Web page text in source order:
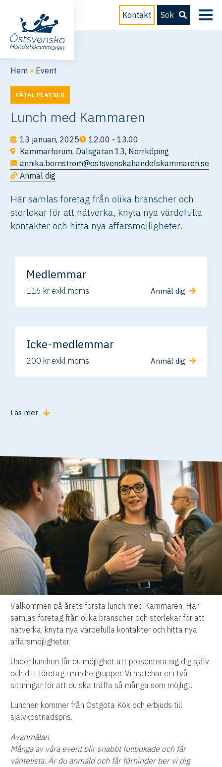
Kontakt Sök
Hem » Event
FÅTAL PLATSER
Lunch med Kammaren
13 januari, 2025
12.00 - 13.00
Kammarforum, Dalsgatan 13, Norrköping
annika.bornstrom@ostsvenskahandelskammaren.se
Anmäl dig
Här samlas företag från olika branscher och
storlekar för att nätverka, knyta nya värdefulla
kontakter och hitta nya affärsmöjligheter.
Medlemmar
116 kr exkl moms Anmäl dig
Icke-medlemmar
200 kr exkl moms Anmäl dig
Läs mer
Välkommen på årets första lunch med Kammaren. Här
samlas företag från olika branscher och storlekar för att
nätverka, knyta nya värdefulla kontakter och hitta nya
affärsmöjligheter.
Under lunchen får du möjlighet att presentera sig dig själv
och ditt företag i mindre grupper. Vi matchar er i två
sittningar för att du ska träffa så många som möjligt.
Lunchen kommer från Östgöta Kök och erbjuds till
självkostnadspris.
Avanmälan
Många av våra event blir snabbt fullbokade och får
väntelista. Är du anmäld och får förhinder ber vi dig